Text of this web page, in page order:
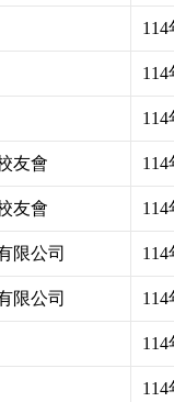
114
114
114
友會 114
友會 114
限公司 114
限公司 114
114
114